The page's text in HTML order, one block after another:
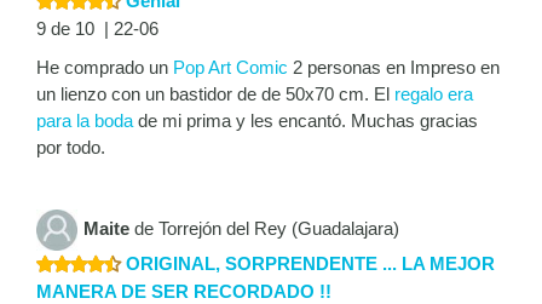
9 de 10 | 22-06
He comprado un Pop Art Comic 2 personas en Impreso en
un lienzo con un bastidor de de 50x70 cm. El regalo era
para la boda de mi prima y les encantó. Muchas gracias
por todo.
Maite de Torrejón del Rey (Guadalajara)
ORIGINAL, SORPRENDENTE ... LA MEJOR
MANERA DE SER RECORDADO !!